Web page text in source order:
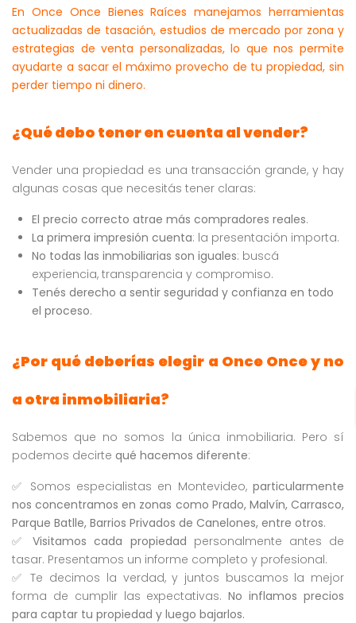
En Once Once Bienes Raíces manejamos herramientas
actualizadas de tasación, estudios de mercado por zona y
estrategias de venta personalizadas, lo que nos permite
ayudarte a sacar el máximo provecho de tu propiedad, sin
perder tiempo ni dinero.
¿Qué debo tener en cuenta al vender?
Vender una propiedad es una transacción grande, y hay
algunas cosas que necesitás tener claras:
El precio correcto atrae más compradores reales.
La primera impresión cuenta: la presentación importa.
No todas las inmobiliarias son iguales: buscá
experiencia, transparencia y compromiso.
Tenés derecho a sentir seguridad y confianza en todo
el proceso.
¿Por qué deberías elegir a Once Once y no
a otra inmobiliaria?
Sabemos que no somos la única inmobiliaria. Pero sí
podemos decirte qué hacemos diferente:
✅ Somos especialistas en Montevideo, particularmente
nos concentramos en zonas como Prado, Malvín, Carrasco,
Parque Batlle, Barrios Privados de Canelones, entre otros.
✅Visitamos cada propiedad personalmente antes de
tasar. Presentamos un informe completo y profesional.
✅ Te decimos la verdad, y juntos buscamos la mejor
forma de cumplir las expectativas.No inflamos precios
para captar tu propiedad y luego bajarlos.